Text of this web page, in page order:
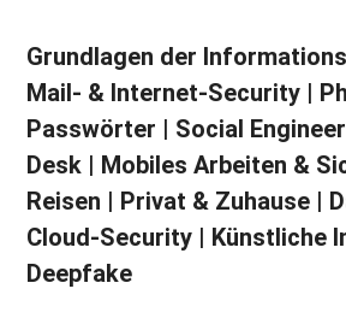
Grundlagen der
Mail- & Internet-Security |
Passwörter | Social
Desk | Mobiles Arbeiten &
Reisen | Privat & Zuhause |
Cloud-Security | Künstliche
Deepfake